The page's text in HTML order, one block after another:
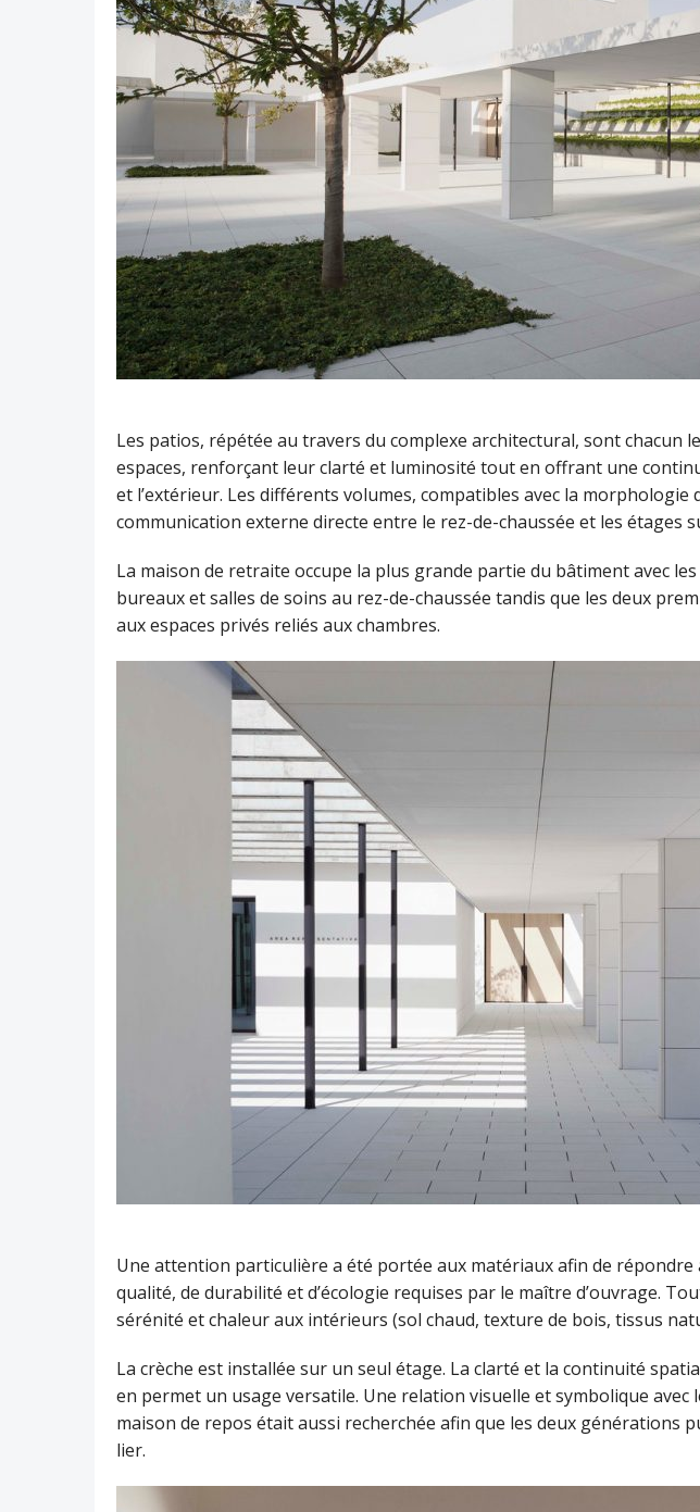
Les patios, répétée au travers du complexe architectural, sont chacun
espaces, renforçant leur clarté et luminosité tout en offrant une
et l’extérieur. Les différents volumes, compatibles avec la
communication externe directe entre le rez-de-chaussée et les étages
La maison de retraite occupe la plus grande partie du bâtiment avec
bureaux et salles de soins au rez-de-chaussée tandis que les deux
aux espaces privés reliés aux chambres.
Une attention particulière a été portée aux matériaux afin de répondre
qualité, de durabilité et d’écologie requises par le maître d’ouvrage.
sérénité et chaleur aux intérieurs (sol chaud, texture de bois, tissus
La crèche est installée sur un seul étage. La clarté et la continuité
en permet un usage versatile. Une relation visuelle et symbolique avec
maison de repos était aussi recherchée afin que les deux générations
lier.